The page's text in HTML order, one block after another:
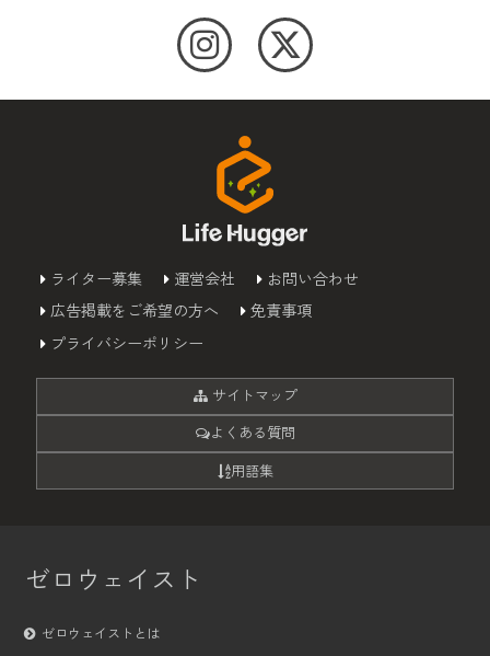
ライター募集 運営会社
お問い合わせ
広告掲載をご希望の方へ
免責事項
プライバシーポリシー
サイトマップ
よくある質問
用語集
ゼロウェイスト
ゼロウェイストとは